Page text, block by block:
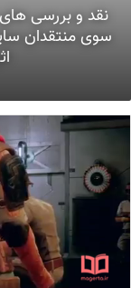
سوی منتقدان